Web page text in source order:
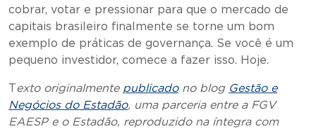
cobrar, votar e pressionar para que o mercado de
capitais brasileiro finalmente se torne um bom
exemplo de práticas de governança. Se você é um
pequeno investidor, comece a fazer isso. Hoje.
Texto originalmente publicadono blog Gestão e
Negócios do Estadão, uma parceria entre a FGV
EAESP e o Estadão, reproduzido na íntegra com